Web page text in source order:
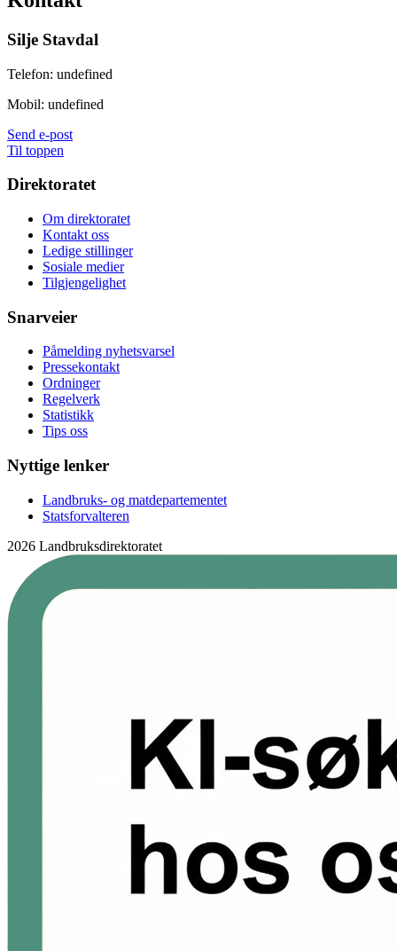
Silje Stavdal
Telefon: undefined
Mobil: undefined
Send e-post
Til toppen
Direktoratet
Om direktoratet
Kontakt oss
Ledige stillinger
Sosiale medier
Tilgjengelighet
Snarveier
Påmelding nyhetsvarsel
Pressekontakt
Ordninger
Regelverk
Statistikk
Tips oss
Nyttige lenker
Landbruks- og matdepartementet
Statsforvalteren
2026 Landbruksdirektoratet